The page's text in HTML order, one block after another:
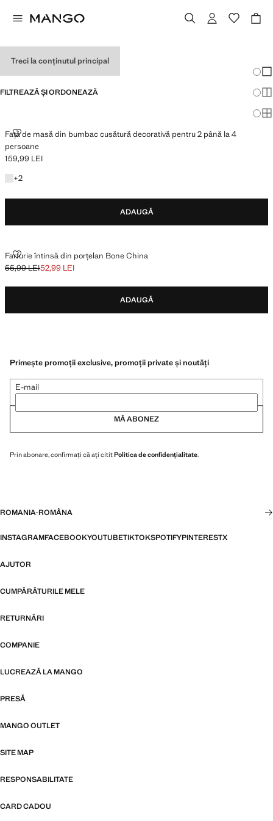
Treci la conținutul principal
FILTREAZĂ ȘI ORDONEAZĂ
Față de masă din bumbac cusătură decorativă pentru 2 până la 4
persoane
FAȚĂ DE MASĂ DIN BUMBAC CUSĂTURĂ DECORATIVĂ PENTRU 2
Preț actual [159,99 LEI ]
159,99 LEI
+2
Câteva culori
ADAUGĂ
Farfurie întinsă din porțelan Bone China
FARFURIE ÎNTINSĂ DIN PORȚELAN BONE CHINA
Preț inițial tăiat [55,99 LEI ]
55,99 LEI
Preț actual [52,99 LEI ]
52,99 LEI
ADAUGĂ
Primește promoții exclusive, promoții private și noutăți
E-mail
MĂ ABONEZ
Prin abonare, confirmați că ați cititPolitica de confidențialitate.
ROMANIA·ROMÂNA
INSTAGRAMFACEBOOKYOUTUBETIKTOKSPOTIFYPINTERESTX
AJUTOR
CUMPĂRĂTURILE MELE
RETURNĂRI
COMPANIE
LUCREAZĂ LA MANGO
PRESĂ
MANGO OUTLET
SITE MAP
RESPONSABILITATE
CARD CADOU